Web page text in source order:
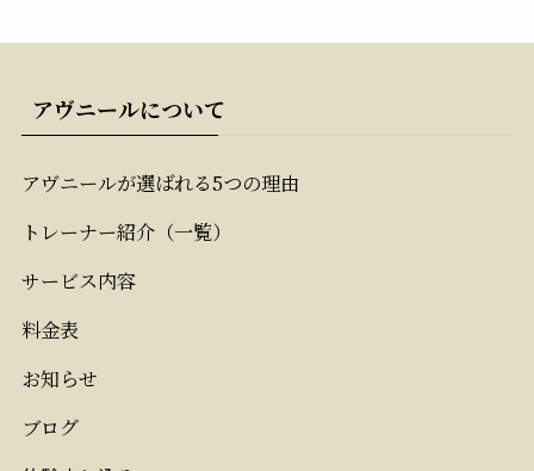
アヴニールについて
アヴニールが選ばれる5つの理由
トレーナー紹介（一覧）
サービス内容
料金表
お知らせ
ブログ